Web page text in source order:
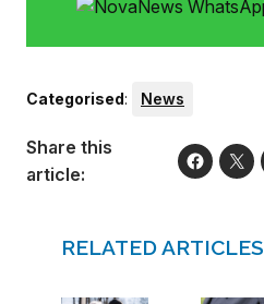
Categorised : News
Share this
article:
RELATED ARTICLES